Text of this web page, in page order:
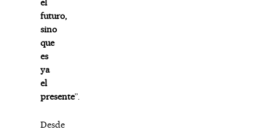
el
futuro,
sino
que
es
ya
el
presente”.
Desde